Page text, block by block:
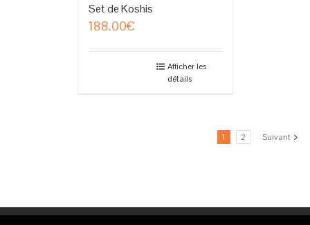
Set de Koshis
188.00€
Afficher les
détails
1 2 Suivant